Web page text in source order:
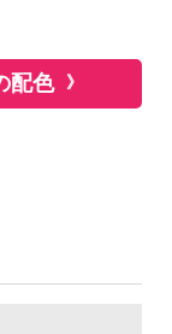
配色